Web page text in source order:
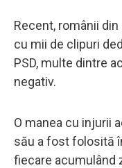
Recent, românii
cu mii de clipuri
PSD, multe dintre
negativ.
O manea cu injurii
său a fost folosită
fiecare acumulând